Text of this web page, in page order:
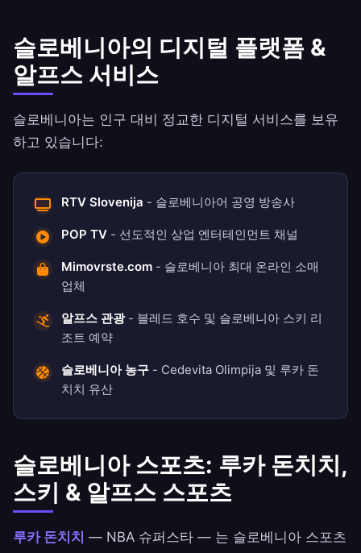
슬로베니아의 디지털 플랫폼 &
알프스 서비스
슬로베니아는 인구 대비 정교한 디지털 서비스를 보유
하고 있습니다:
RTV Slovenija - 슬로베니아어 공영 방송사
POP TV - 선도적인 상업 엔터테인먼트 채널
Mimovrste.com - 슬로베니아 최대 온라인 소매
업체
알프스 관광- 블레드 호수 및 슬로베니아 스키 리
조트 예약
슬로베니아 농구 - Cedevita Olimpija 및 루카 돈
치치 유산
슬로베니아 스포츠: 루카 돈치치,
스키 & 알프스 스포츠
루카 돈치치 — NBA 슈퍼스타 — 는 슬로베니아 스포츠